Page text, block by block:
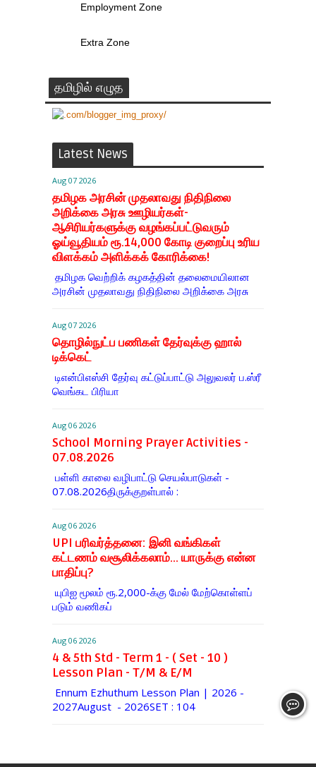
Employment Zone
Extra Zone
தமிழில் எழுத
Latest News
Aug 07 2026
தமிழக அரசின் முதலாவது நிதிநிலை
அறிக்கை அரசு ஊழியர்கள்-
ஆசிரியர்களுக்கு வழங்கப்பட்டுவரும்
ஓய்வூதியம் ரூ.14,000 கோடி குறைப்பு உரிய
விளக்கம் அளிக்கக் கோரிக்கை!
தமிழக வெற்றிக் கழகத்தின் தலைமையிலான
அரசின் முதலாவது நிதிநிலை அறிக்கை அரசு
Aug 07 2026
தொழில்நுட்ப பணிகள் தேர்வுக்கு ஹால் ​
டிக்கெட்
டிஎன்​பிஎஸ்சி தேர்வு கட்​டுப்​பாட்டு அலு​வலர் ப.ஸ்ரீ
வெங்கட பிரியா
Aug 06 2026
School Morning Prayer Activities -
07.08.2026
பள்ளி காலை வழிபாட்டு செயல்பாடுகள் -
07.08.2026திருக்குறள்பால் :
Aug 06 2026
UPI பரிவர்த்தனை: இனி வங்கிகள்
கட்டணம் வசூலிக்கலாம்... யாருக்கு என்ன
பாதிப்பு?
யுபிஐ மூலம் ரூ.2,000-க்கு மேல் மேற்​கொள்​ளப்​
படும் வணி​கப்
Aug 06 2026
4 & 5th Std - Term 1 - ( Set - 10 )
Lesson Plan - T/M & E/M
Ennum Ezhuthum Lesson Plan | 2026 -
2027August - 2026SET : 104